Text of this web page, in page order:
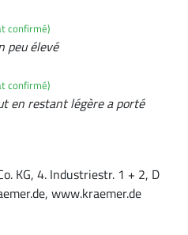
confirmé)
peu élevé
confirmé)
en restant légère a porté
KG, 4. Industriestr. 1 + 2, D
www.kraemer.de